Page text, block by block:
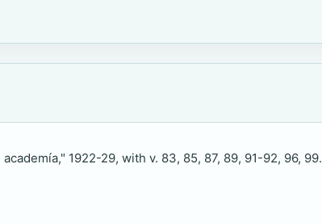
1922-29, with v. 83, 85, 87, 89, 91-92, 96, 99.